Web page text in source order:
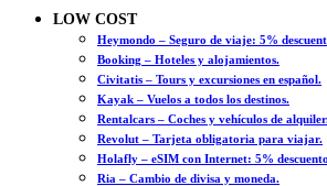
LOW COST
Heymondo – Seguro de viaje: 5%
Booking – Hoteles y alojamientos.
Civitatis – Tours y excursiones en español.
Kayak – Vuelos a todos los destinos.
Rentalcars – Coches y vehículos de
Revolut – Tarjeta obligatoria para viajar.
Holafly – eSIM con Internet: 5%
Ria – Cambio de divisa y moneda.